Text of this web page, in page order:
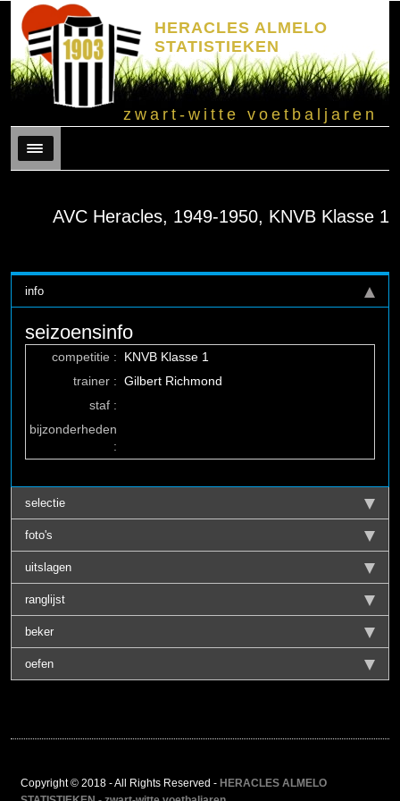
HERACLES ALMELO
STATISTIEKEN
zwart-witte voetbaljaren
Menu
AVC Heracles, 1949-1950, KNVB Klasse 1
info
seizoensinfo
competitie :
KNVB Klasse 1
trainer : Gilbert Richmond
staf :
bijzonderheden
:
selectie
foto's
uitslagen
ranglijst
beker
oefen
Copyright © 2018 - All Rights Reserved - HERACLES ALMELO